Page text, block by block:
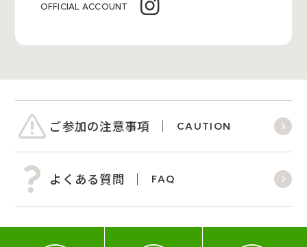
OFFICIAL ACCOUNT
ご参加の注意事項 CAUTION
よくある質問 FAQ